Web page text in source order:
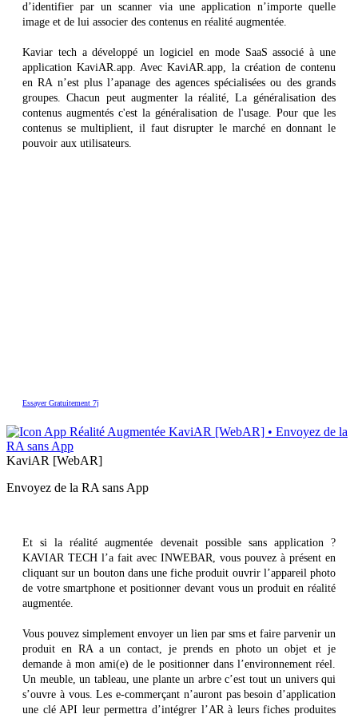
d’identifier par un scanner via une application n’importe quelle
image et de lui associer des contenus en réalité augmentée.
Kaviar tech a développé un logiciel en mode SaaS associé à une
application KaviAR.app. Avec KaviAR.app, la création de contenu
en RA n’est plus l’apanage des agences spécialisées ou des grands
groupes. Chacun peut augmenter la réalité, La généralisation des
contenus augmentés c'est la généralisation de l'usage. Pour que les
contenus se multiplient, il faut disrupter le marché en donnant le
pouvoir aux utilisateurs.
Essayer Gratuitement 7j
KaviAR [WebAR]
Envoyez de la RA sans App
Et si la réalité augmentée devenait possible sans application ?
KAVIAR TECH l’a fait avec INWEBAR, vous pouvez à présent en
cliquant sur un bouton dans une fiche produit ouvrir l’appareil photo
de votre smartphone et positionner devant vous un produit en réalité
augmentée.
Vous pouvez simplement envoyer un lien par sms et faire parvenir un
produit en RA a un contact, je prends en photo un objet et je
demande à mon ami(e) de le positionner dans l’environnement réel.
Un meuble, un tableau, une plante un arbre c’est tout un univers qui
s’ouvre à vous. Les e-commerçant n’auront pas besoin d’application
une clé API leur permettra d’intégrer l’AR à leurs fiches produites